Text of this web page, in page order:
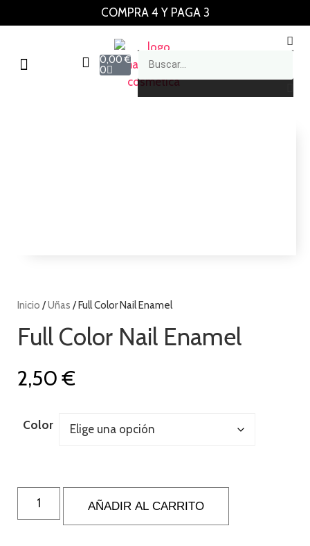
COMPRA 4 Y PAGA 3
0,00€
0
Inicio /Uñas / Full Color Nail Enamel
Full Color Nail Enamel
2,50€
Color
AÑADIR AL CARRITO